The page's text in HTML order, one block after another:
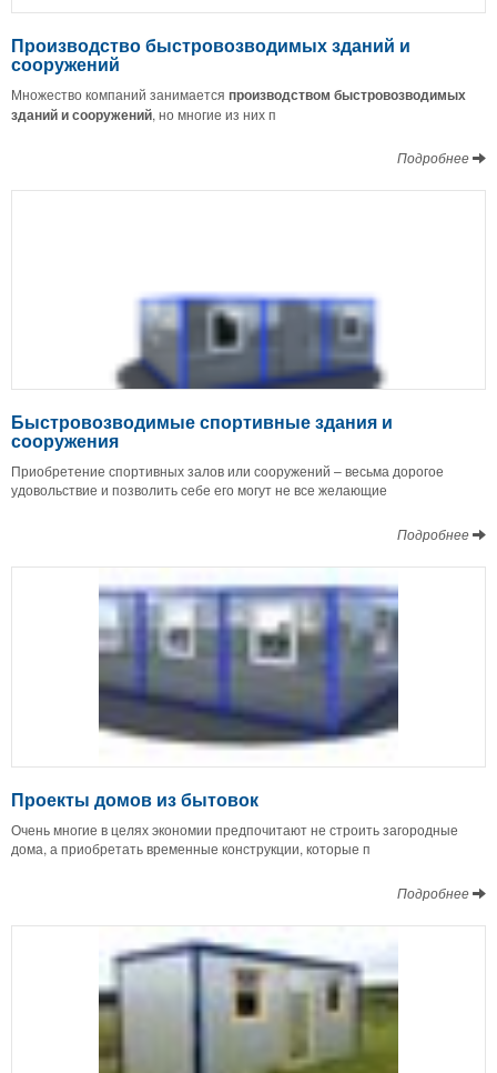
Производство быстровозводимых зданий и
сооружений
Множество компаний занимается производством быстровозводимых
зданий и сооружений, но многие из них п
Подробнее
Быстровозводимые спортивные здания и
сооружения
Приобретение спортивных залов или сооружений – весьма дорогое
удовольствие и позволить себе его могут не все желающие
Подробнее
Проекты домов из бытовок
Очень многие в целях экономии предпочитают не строить загородные
дома, а приобретать временные конструкции, которые п
Подробнее